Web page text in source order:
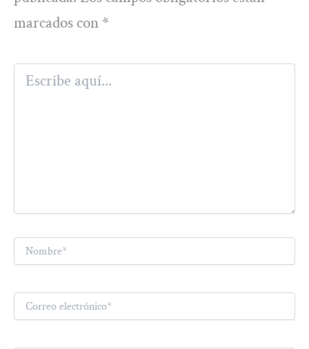
marcados con *
Escribe
aquí...
electrónico*